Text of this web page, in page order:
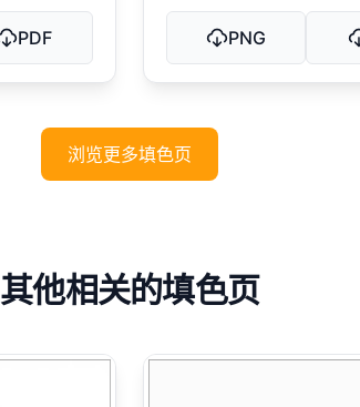
PDF PNG
浏览更多填色页
其他相关的填色页